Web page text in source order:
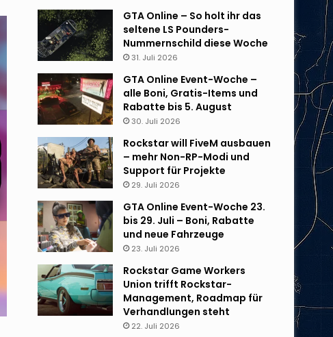
GTA Online – So holt ihr das
seltene LS Pounders-
Nummernschild diese Woche
31. Juli 2026
GTA Online Event-Woche –
alle Boni, Gratis-Items und
Rabatte bis 5. August
30. Juli 2026
Rockstar will FiveM ausbauen
– mehr Non-RP-Modi und
Support für Projekte
29. Juli 2026
GTA Online Event-Woche 23.
bis 29. Juli – Boni, Rabatte
und neue Fahrzeuge
23. Juli 2026
Rockstar Game Workers
Union trifft Rockstar-
Management, Roadmap für
Verhandlungen steht
22. Juli 2026